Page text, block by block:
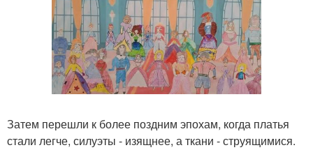
Затем перешли к более поздним эпохам, когда платья
стали легче, силуэты - изящнее, а ткани - струящимися.